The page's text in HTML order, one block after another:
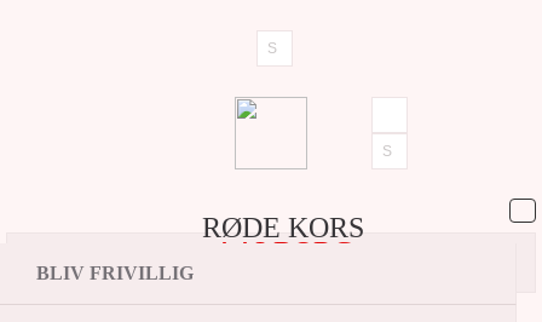
RØDE KORS
AALBORG
BLIV FRIVILLIG